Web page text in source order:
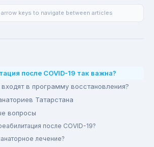
keys to navigate between articles
после COVID-19 так важна?
в программу восстановления?
Татарстана
вопросы
после COVID-19?
лечение?